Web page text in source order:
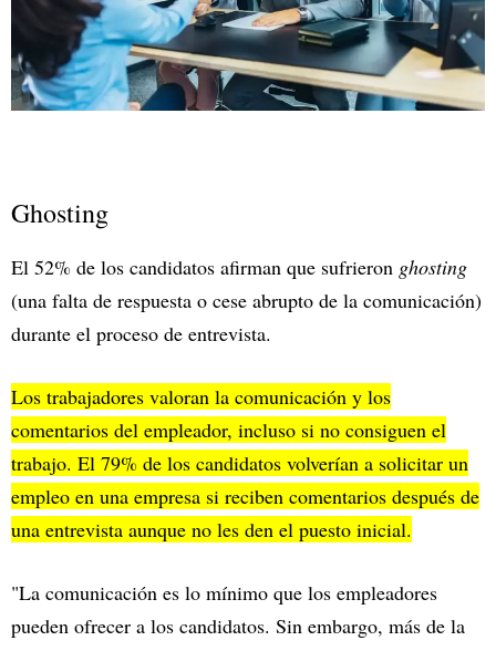
Ghosting
El 52% de los candidatos afirman que sufrieron ghosting
(una falta de respuesta o cese abrupto de la comunicación)
durante el proceso de entrevista.
Los trabajadores valoran la comunicación y los
comentarios del empleador, incluso si no consiguen el
trabajo. El 79% de los candidatos volverían a solicitar un
empleo en una empresa si reciben comentarios después de
una entrevista aunque no les den el puesto inicial.
"La comunicación es lo mínimo que los empleadores
pueden ofrecer a los candidatos. Sin embargo, más de la